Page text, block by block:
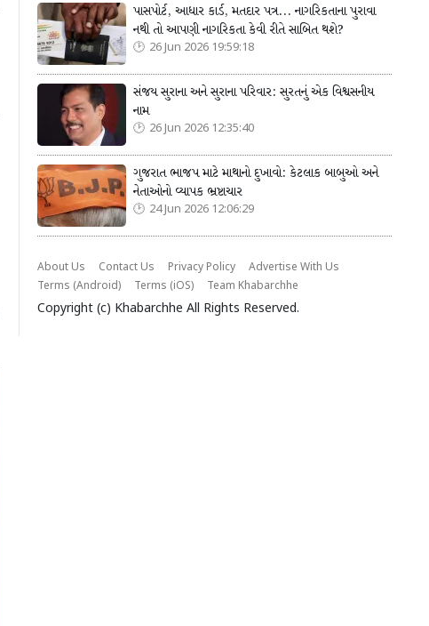
પાસપોર્ટ, આધાર કાર્ડ, મતદાર પત્ર... નાગરિકતાના પુરાવા
નથી તો આપણી નાગરિકતા કેવી રીતે સાબિત થશે?
26 Jun 2026 19:59:18
સંજય સુરાના અને સુરાના પરિવાર: સુરતનું એક વિશ્વસનીય
નામ
26 Jun 2026 12:35:40
ગુજરાત ભાજપ માટે માથાનો દુખાવો: કેટલાક બાબુઓ અને
નેતાઓનો વ્યાપક ભ્રષ્ટાચાર
24 Jun 2026 12:06:29
About Us Contact Us Privacy Policy
Advertise With Us
Terms (Android)
Terms (iOS) Team Khabarchhe
Copyright (c) Khabarchhe All Rights Reserved.